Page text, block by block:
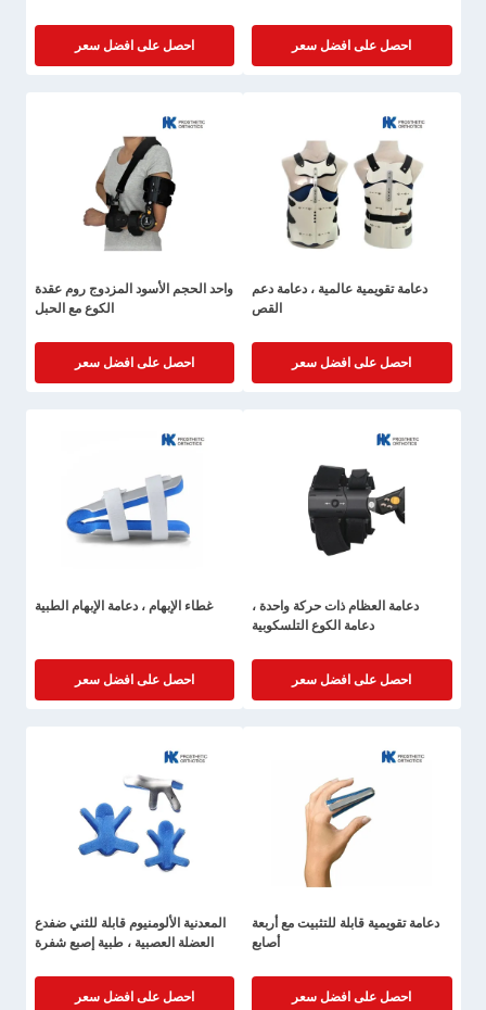
احصل على افضل سعر احصل على افضل سعر
دعامة تقويمية عالمية ، دعامة دعم
القص
احصل على افضل سعر
واحد الحجم الأسود المزدوج روم عقدة
الكوع مع الحبل
احصل على افضل سعر
دعامة العظام ذات حركة واحدة ،
دعامة الكوع التلسكوبية
احصل على افضل سعر
غطاء الإبهام ، دعامة الإبهام الطبية
احصل على افضل سعر
دعامة تقويمية قابلة للتثبيت مع أربعة
أصابع
احصل على افضل سعر
المعدنية الألومنيوم قابلة للثني ضفدع
العضلة العصبية ، طبية إصبع شفرة
احصل على افضل سعر